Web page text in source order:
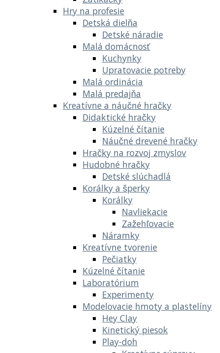
Hry na profesie
Detská dielňa
Detské náradie
Malá domácnosť
Kuchynky
Upratovacie potreby
Malá ordinácia
Malá predajňa
Kreatívne a náučné hračky
Didaktické hračky
Kúzelné čítanie
Náučné drevené hračky
Hračky na rozvoj zmyslov
Hudobné hračky
Detské slúchadlá
Korálky a šperky
Korálky
Navliekacie
Zažehľovacie
Náramky
Kreatívne tvorenie
Pečiatky
Kúzelné čítanie
Laboratórium
Experimenty
Modelovacie hmoty a plastelíny
Hey Clay
Kinetický piesok
Play-doh